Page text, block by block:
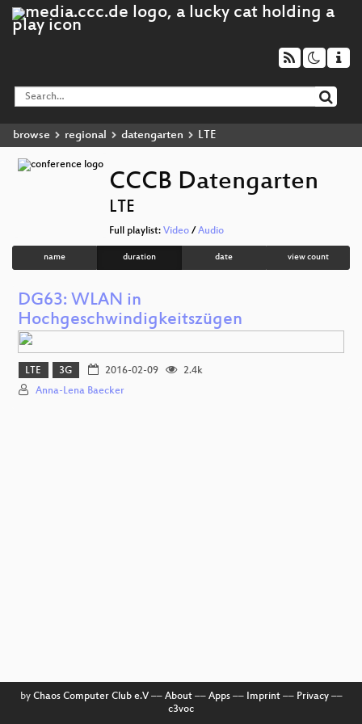
browse regional datengarten LTE
CCCB Datengarten
LTE
Full playlist: Video / Audio
name duration date view count
DG63: WLAN in
Hochgeschwindigkeitszügen
LTE 3G 2016-02-09
2.4k
Anna-Lena Baecker
by Chaos Computer Club e.V–– About–– Apps–– Imprint–– Privacy––
c3voc